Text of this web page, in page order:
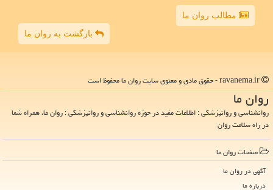
مطالب روان ما
بازگشت به روان ما
روان ما
روانشناسی و روانپزشکی : اطلاعات مفید در حوزه روانشناسی و روانپزشکی : روان ما، همراه شما
در راه سلامت روان
صفحات روان ما
آگهی در روان ما
درباره ما